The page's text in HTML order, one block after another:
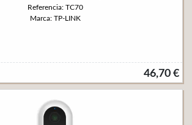
Referencia: TC70
Marca: TP-LINK
46,70 €